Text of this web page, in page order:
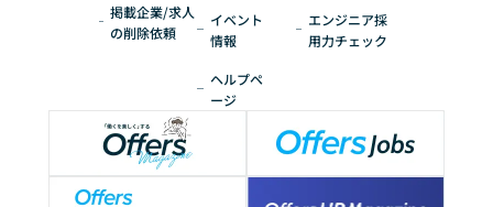
掲載企業/求人
の削除依頼
イベント
情報
ヘルプペ
ージ
エンジニア採
用力チェック